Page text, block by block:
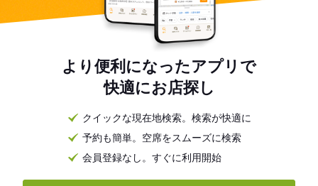
より便利になったアプリで
快適にお店探し
クイックな現在地検索。検索が快適に
予約も簡単。空席をスムーズに検索
会員登録なし。すぐに利用開始